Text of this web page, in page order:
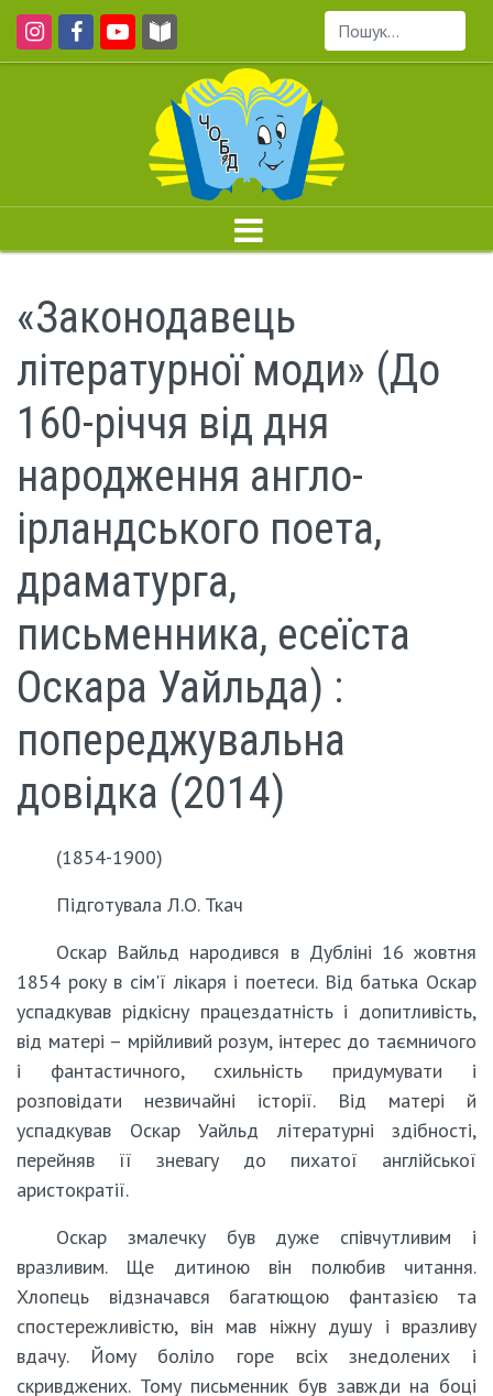
Пошук...
«Законодавець
літературної моди» (До
160-річчя від дня
народження англо-
ірландського поета,
драматурга,
письменника, есеїста
Оскара Уайльда) :
попереджувальна
довідка (2014)
(1854-1900)
Підготувала Л.О. Ткач
Оскар Вайльд народився в Дубліні 16 жовтня
1854 року в сім'ї лікаря і поетеси. Від батька Оскар
успадкував рідкісну працездатність і допитливість,
від матері – мрійливий розум, інтерес до таємничого
і фантастичного, схильність придумувати і
розповідати незвичайні історії. Від матері й
успадкував Оскар Уайльд літературні здібності,
перейняв її зневагу до пихатої англійської
аристократії.
Оскар змалечку був дуже співчутливим і
вразливим. Ще дитиною він полюбив читання.
Хлопець відзначався багатющою фантазією та
спостережливістю, він мав ніжну душу і вразливу
вдачу. Йому боліло горе всіх знедолених і
скривджених. Тому письменник був завжди на боці